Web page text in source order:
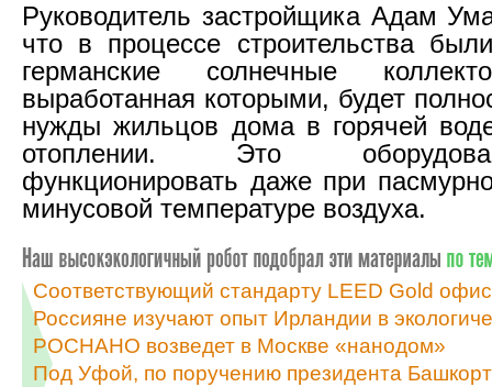
Руководитель застройщика Адам
что в процессе строительства
германские солнечные
выработанная которыми, будет
нужды жильцов дома в горячей
отоплении. Это
функционировать даже при
минусовой температуре воздуха.
Соответствующий стандарту LEED Gold
Россияне изучают опыт Ирландии в
РОСНАНО возведет в Москве «нанодом»
Под Уфой, по поручению президента